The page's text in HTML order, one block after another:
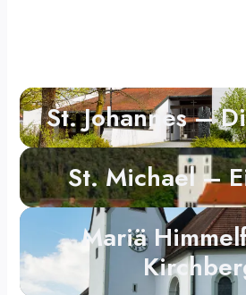
St. Johannes –
St. Michael –
Mariä